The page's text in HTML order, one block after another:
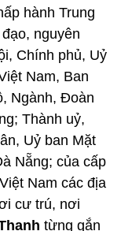
hành Trung
nguyên
Chính phủ, Uỷ
Nam, Ban
Ngành, Đoàn
Thành uỷ,
Uỷ ban Mặt
Nẵng; của cấp
Nam các địa
cư trú, nơi
từng gắn